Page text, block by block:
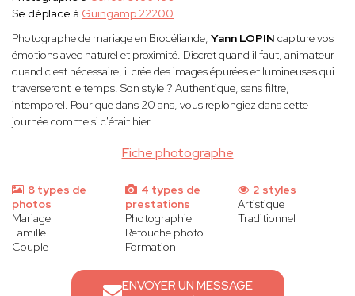
Fiche photographe
Se déplace à Guingamp 22200
Photographe de mariage en Brocéliande, Yann LOPIN capture vos
émotions avec naturel et proximité. Discret quand il faut, animateur
quand c'est nécessaire, il crée des images épurées et lumineuses qui
traverseront le temps. Son style ? Authentique, sans filtre,
intemporel. Pour que dans 20 ans, vous replongiez dans cette
journée comme si c'était hier.
8 types de
photos
Mariage
Famille
Couple
4 types de
prestations
Photographie
Retouche photo
Formation
2 styles
Artistique
Traditionnel
ENVOYER UN MESSAGE